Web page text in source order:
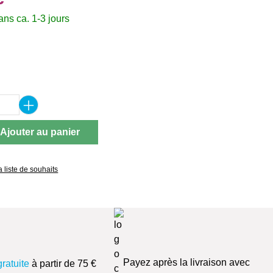
ca. 1-3 jours
de produit : Entrez la quantité souhaitée
Ajouter au panier
liste de souhaits
à partir de 75 €
Payez après la livraison avec